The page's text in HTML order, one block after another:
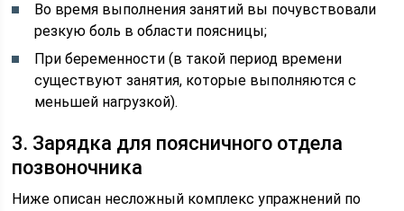
Во время выполнения занятий вы почувствовали
резкую боль в области поясницы;
При беременности (в такой период времени
существуют занятия, которые выполняются с
меньшей нагрузкой).
3. Зарядка для поясничного отдела
позвоночника
Ниже описан несложный комплекс упражнений по